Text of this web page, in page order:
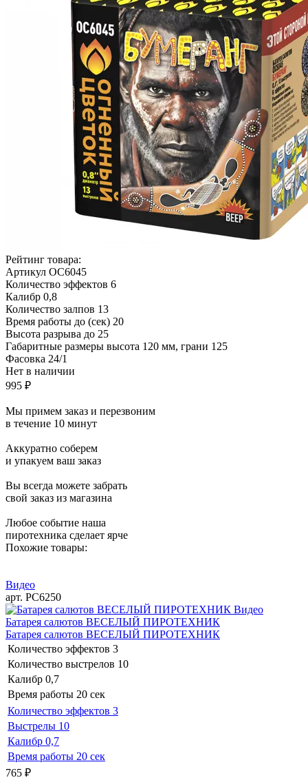
Рейтинг товара:
Артикул ОС6045
Количество эффектов 6
Калибр 0,8
Количество залпов 13
Время работы до (сек) 20
Высота разрыва до 25
Габаритные размеры высота 120 мм, грани 125
Фасовка 24/1
Нет в наличии
995 ₽
Мы примем заказ и перезвоним
в течение 10 минут
Аккуратно соберем
и упакуем ваш заказ
Вы всегда можете забрать
свой заказ из магазина
Любое событие наша
пиротехника сделает ярче
Похожие товары:
Видео
арт. РС6250
Видео
Батарея салютов ВЕСЕЛЫЙ ПИРОТЕХНИК
Батарея салютов ВЕСЕЛЫЙ ПИРОТЕХНИК
Количество эффектов 3
Количество выстрелов 10
Калибр 0,7
Время работы 20 сек
Количество эффектов 3
Выстрелы 10
Калибр 0,7
Время работы 20 сек
765 ₽